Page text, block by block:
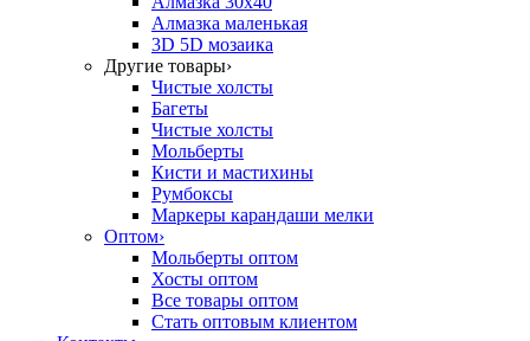
Алмазка маленькая
3D 5D мозаика
Другие товары›
Чистые холсты
Багеты
Чистые холсты
Мольберты
Кисти и мастихины
Румбоксы
Маркеры карандаши мелки
Оптом›
Мольберты оптом
Хосты оптом
Все товары оптом
Стать оптовым клиентом